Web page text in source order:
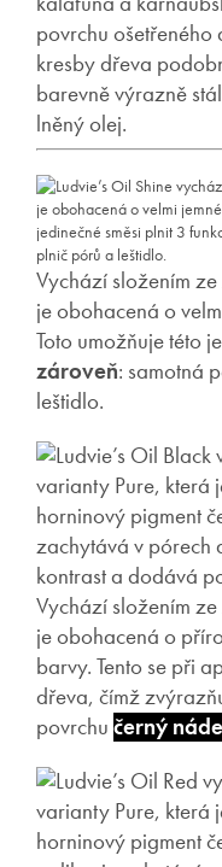
povrchu ošetřeného
kresby dřeva
barevně výrazně
lněný olej.
Vychází složením
je obohacená o
Toto umožňuje této
zároveň: samotná
leštidlo.
Vychází složením
je obohacená o
barvy. Tento se při
dřeva, čímž
povrchu černý